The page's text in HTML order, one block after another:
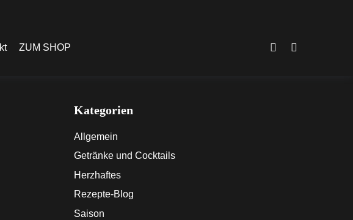
ZUM SHOP
Kategorien
Allgemein
Getränke und Cocktails
Herzhaftes
Rezepte-Blog
Saison